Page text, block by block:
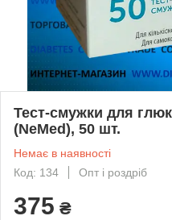
Тест-смужки для
(NeMed), 50 шт.
Немає в наявності
Код: 134
Опт і роздріб
375 ₴